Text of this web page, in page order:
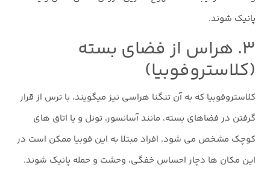
پانیک شوند.
۳. هراس از فضای بسته
(کلاستروفوبیا)
کلاستروفوبیا که به آن تنگنا هراسی نیز میگویند، با ترس از قرار
گرفتن در فضاهای بسته، مانند آسانسور، تونل و یا اتاق های
کوچک مشخص می شود. افراد مبتلا به این فوبیا ممکن است در
این مکان ها دچار احساس خفگی، وحشت و حمله پانیک شوند.